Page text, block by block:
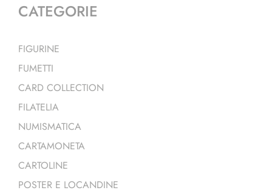
CATEGORIE
FIGURINE
FUMETTI
CARD COLLECTION
FILATELIA
NUMISMATICA
CARTAMONETA
CARTOLINE
POSTER E LOCANDINE